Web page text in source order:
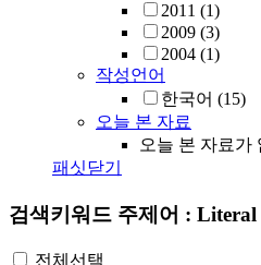
2011 (1)
2009 (3)
2004 (1)
작성언어
한국어 (15)
오늘 본 자료
오늘 본 자료가
패싯닫기
검색키워드 주제어 :
전체선택